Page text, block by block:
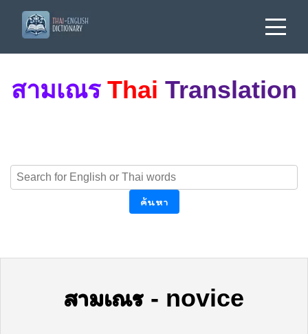
สามเณร Thai Translation
ค้นหา
สามเณร - novice